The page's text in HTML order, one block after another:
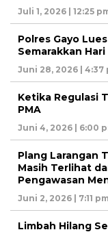
Juli 1, 2026 | 12:25
Polres Gayo
Semarakkan
Juni 28, 2026 | 4:37
Ketika Regulasi
PMA
Juni 4, 2026 | 6:00
Plang Larangan
Masih Terlihat
Pengawasan
Juni 2, 2026 | 7:11
Limbah Hilang